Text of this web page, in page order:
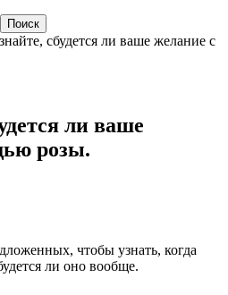
сбудется ли ваше желание с
ли ваше
розы.
чтобы узнать, когда
ли оно вообще.